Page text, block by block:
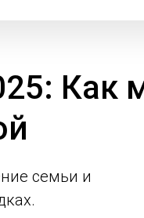
семьи и